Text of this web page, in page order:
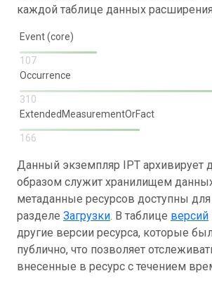
каждой таблице данных
Event (core)
107
Occurrence
310
ExtendedMeasurementOrFact
166
Данный экземпляр IPT архивирует
образом служит хранилищем
метаданные ресурсов доступны для
разделе Загрузки. В таблице версий
другие версии ресурса, которые
публично, что позволяет
внесенные в ресурс с течением